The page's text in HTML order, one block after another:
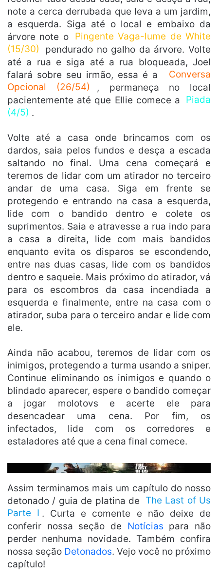
note a cerca derrubada que leva a um jardim,
a esquerda. Siga até o local e embaixo da
árvore note o
Pingente Vaga-lume de White
(15/30)
pendurado no galho da árvore. Volte
até a rua e siga até a rua bloqueada, Joel
falará sobre seu irmão, essa é a
Conversa
Opcional (26/54)
, permaneça no local
pacientemente até que Ellie comece a
Piada
(4/5) .
Volte até a casa onde brincamos com os
dardos, saia pelos fundos e desça a escada
saltando no final. Uma cena começará e
teremos de lidar com um atirador no terceiro
andar de uma casa. Siga em frente se
protegendo e entrando na casa a esquerda,
lide com o bandido dentro e colete os
suprimentos. Saia e atravesse a rua indo para
a casa a direita, lide com mais bandidos
enquanto evita os disparos se escondendo,
entre nas duas casas, lide com os bandidos
dentro e saqueie. Mais próximo do atirador, vá
para os escombros da casa incendiada a
esquerda e finalmente, entre na casa com o
atirador, suba para o terceiro andar e lide com
ele.
Ainda não acabou, teremos de lidar com os
inimigos, protegendo a turma usando a sniper.
Continue eliminando os inimigos e quando o
blindado aparecer, espere o bandido começar
a jogar molotovs e acerte ele para
desencadear uma cena. Por fim, os
infectados, lide com os corredores e
estaladores até que a cena final comece.
Assim terminamos mais um capítulo do nosso
detonado / guia de platina de
The Last of Us
Parte I . Curta e comente e não deixe de
conferir nossa seção de Notícias para não
perder nenhuma novidade. Também confira
nossa seção Detonados. Vejo você no próximo
capítulo!